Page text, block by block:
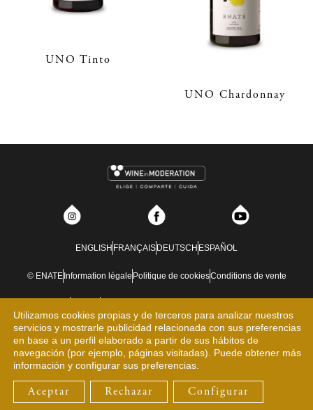
UNO Tinto
UNO Chardonnay
ENGLISH FRANÇAIS DEUTSCH ESPAÑOL
© ENATE Information légale Politique de cookiesConditions de vente
Canal de signalementProjet d'Investissement en Économie Circulaire
MON COMPTE
RÉSERVATIONS
Utilizamos cookies propias y de terceros para analizar nuestros
servicios y mostrarle publicidad relacionada con sus preferencias
en base a un perfil elaborado a partir de sus hábitos de
navegación (por ejemplo, páginas visitadas). Puede obtener más
información y configurar sus preferencias.
Aceptar Rechazar Configurar